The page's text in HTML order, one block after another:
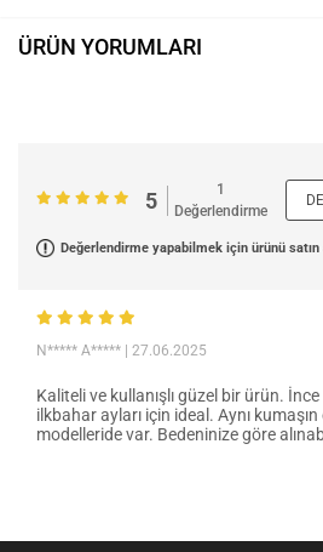
ÜRÜN YORUMLARI
5
1
Değerlendirme
Değerlendirme yapabilmek için ürünü
N***** A***** | 27.06.2025
Kaliteli ve kullanışlı güzel bir ürün.
ilkbahar ayları için ideal. Aynı
modelleride var. Bedeninize göre